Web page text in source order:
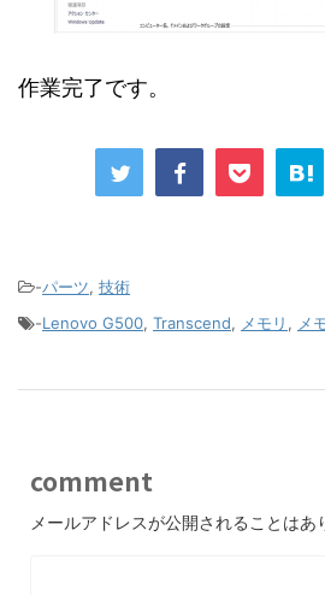
作業完了です。
-パーツ, 技術
-Lenovo G500, Transcend, メモリ , メ
comment
メールアドレスが公開されることはあ